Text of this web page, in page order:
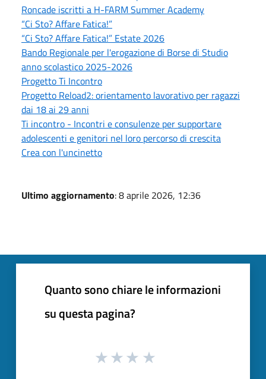
Roncade iscritti a H-FARM Summer Academy
“Ci Sto? Affare Fatica!”
“Ci Sto? Affare Fatica!” Estate 2026
Bando Regionale per l'erogazione di Borse di Studio
anno scolastico 2025-2026
Progetto Ti Incontro
Progetto Reload2: orientamento lavorativo per ragazzi
dai 18 ai 29 anni
Ti incontro - Incontri e consulenze per supportare
adolescenti e genitori nel loro percorso di crescita
Crea con l'uncinetto
Ultimo aggiornamento: 8 aprile 2026, 12:36
Quanto sono chiare le informazioni
su questa pagina?